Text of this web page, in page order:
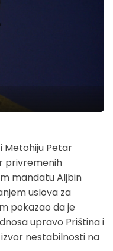
Metohiju Petar
privremenih
mandatu Aljbin
uslova za
pokazao da je
upravo Priština i
nestabilnosti na